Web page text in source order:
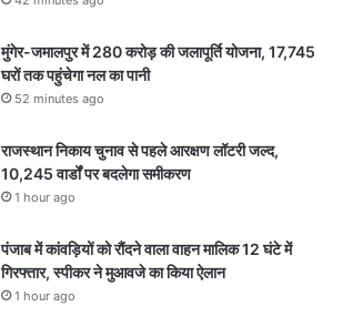
मुंगेर-जमालपुर में 280 करोड़ की जलापूर्ति योजना, 17,745
घरों तक पहुंचेगा नल का पानी
52 minutes ago
राजस्थान निकाय चुनाव से पहले आरक्षण लॉटरी जल्द,
10,245 वार्डों पर बदलेगा समीकरण
1 hour ago
पंजाब में कांवड़ियों को रौंदने वाला वाहन मालिक 12 घंटे में
गिरफ्तार, स्पीकर ने मुआवजे का किया ऐलान
1 hour ago